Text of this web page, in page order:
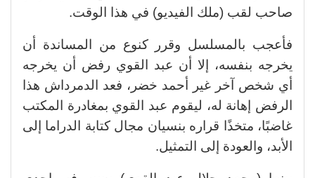
صاحب لقب (ملك الفيديو) في هذا الوقت.
فأعجب بالمسلسل وقرر كنوع من المساندة أن
يخرجه بنفسه، إلا أن عبد القوي رفض أن يخرجه
أي شخص آخر غير أحمد خضر، فعد الدمرداش هذا
الرفض إهانة له، ليقوم عبد القوي بمغادرة المكتب
غاضبًا، متخذًا قراره بنسيان مجال كتابة الدراما إلى
الأبد، والعودة إلى التمثيل.